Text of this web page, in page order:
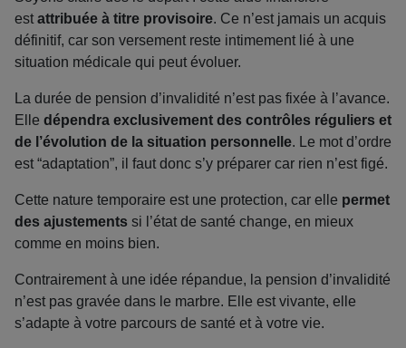
est attribuée à titre provisoire. Ce n’est jamais un acquis
définitif, car son versement reste intimement lié à une
situation médicale qui peut évoluer.
La durée de pension d’invalidité n’est pas fixée à l’avance.
Elle dépendra exclusivement des contrôles réguliers et
de l’évolution de la situation personnelle. Le mot d’ordre
est “adaptation”, il faut donc s’y préparer car rien n’est figé.
Cette nature temporaire est une protection, car elle permet
des ajustements si l’état de santé change, en mieux
comme en moins bien.
Contrairement à une idée répandue, la pension d’invalidité
n’est pas gravée dans le marbre. Elle est vivante, elle
s’adapte à votre parcours de santé et à votre vie.